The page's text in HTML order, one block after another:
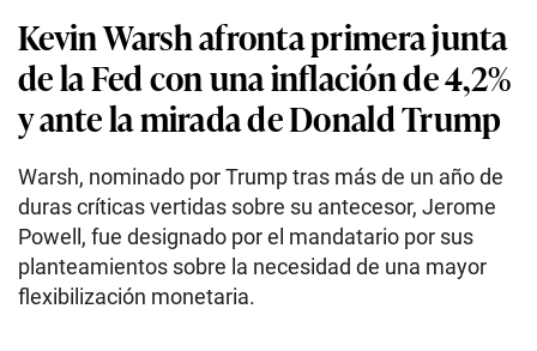
Kevin Warsh afronta primera junta
de la Fed con una inflación de 4,2%
y ante la mirada de Donald Trump
Warsh, nominado por Trump tras más de un año de
duras críticas vertidas sobre su antecesor, Jerome
Powell, fue designado por el mandatario por sus
planteamientos sobre la necesidad de una mayor
flexibilización monetaria.